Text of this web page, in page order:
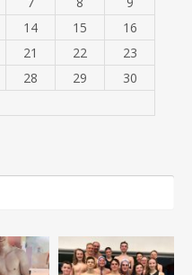
14 15
16
21 22
23
28 29
30